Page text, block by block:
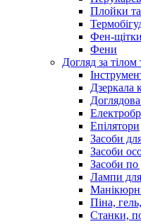
Плойки
Фен-щітки
Фени
Догляд за
Дзеркала
Епілятори
Засоби
Засоби
Засоби по
Лампи
Піна,
Станки,